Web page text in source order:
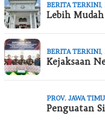
BERITA TERKINI,
Lebih
BERITA TERKINI,
Kejaksaan
PROV. JAWA
Penguatan